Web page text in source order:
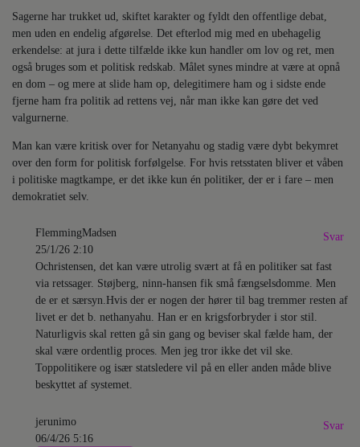
Sagerne har trukket ud, skiftet karakter og fyldt den offentlige debat,
men uden en endelig afgørelse. Det efterlod mig med en ubehagelig
erkendelse: at jura i dette tilfælde ikke kun handler om lov og ret, men
også bruges som et politisk redskab. Målet synes mindre at være at opnå
en dom – og mere at slide ham op, delegitimere ham og i sidste ende
fjerne ham fra politik ad rettens vej, når man ikke kan gøre det ved
valgurnerne.
Man kan være kritisk over for Netanyahu og stadig være dybt bekymret
over den form for politisk forfølgelse. For hvis retsstaten bliver et våben
i politiske magtkampe, er det ikke kun én politiker, der er i fare – men
demokratiet selv.
FlemmingMadsen
25/1/26 2:10
Ochristensen, det kan være utrolig svært at få en politiker sat fast
via retssager. Støjberg, ninn-hansen fik små fængselsdomme. Men
de er et særsyn.Hvis der er nogen der hører til bag tremmer resten af
livet er det b. nethanyahu. Han er en krigsforbryder i stor stil.
Naturligvis skal retten gå sin gang og beviser skal fælde ham, der
skal være ordentlig proces. Men jeg tror ikke det vil ske.
Toppolitikere og især statsledere vil på en eller anden måde blive
beskyttet af systemet.
Svar
jerunimo
06/4/26 5:16
Svar